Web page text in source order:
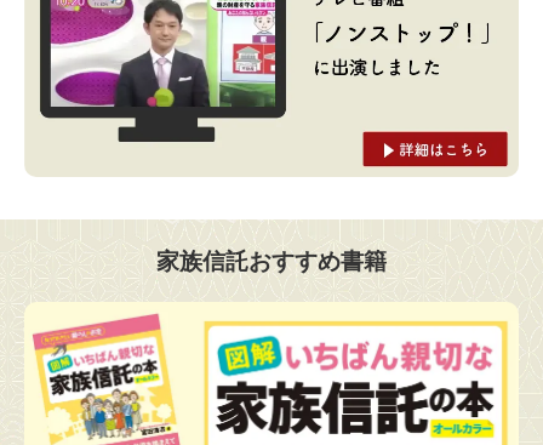
家族信託おすすめ書籍